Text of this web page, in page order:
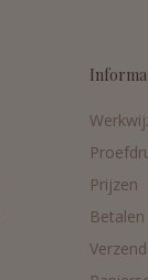
Prijzen
Betalen